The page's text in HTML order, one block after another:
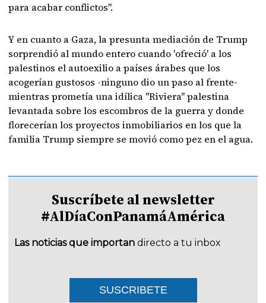
para acabar conflictos".
Y en cuanto a Gaza, la presunta mediación de Trump
sorprendió al mundo entero cuando 'ofreció' a los
palestinos el autoexilio a países árabes que los
acogerían gustosos -ninguno dio un paso al frente-
mientras prometía una idílica "Riviera" palestina
levantada sobre los escombros de la guerra y donde
florecerían los proyectos inmobiliarios en los que la
familia Trump siempre se movió como pez en el agua.
Suscríbete al newsletter
#AlDíaConPanamáAmérica
Las noticias que importan directo a tu inbox
SUSCRIBETE